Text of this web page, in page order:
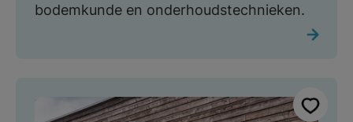
bodemkunde en onderhoudstechnieken.